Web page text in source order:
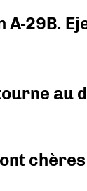
A-29B.
au